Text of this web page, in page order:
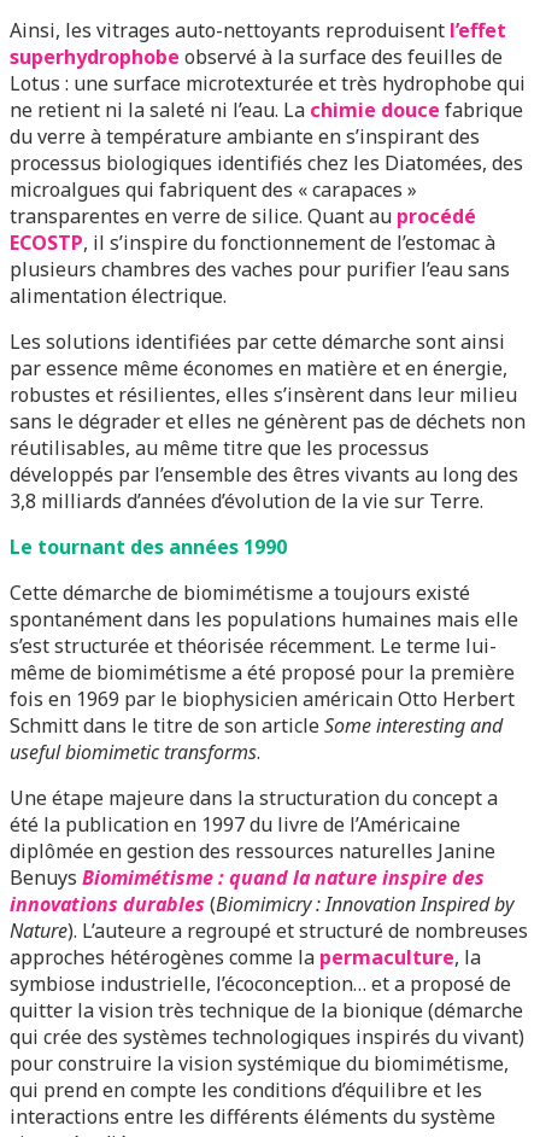
Ainsi, les vitrages auto-nettoyants reproduisent l’effet
superhydrophobe observé à la surface des feuilles de
Lotus : une surface microtexturée et très hydrophobe qui
ne retient ni la saleté ni l’eau. La chimie douce fabrique
du verre à température ambiante en s’inspirant des
processus biologiques identifiés chez les Diatomées, des
microalgues qui fabriquent des « carapaces »
transparentes en verre de silice. Quant au procédé
ECOSTP, il s’inspire du fonctionnement de l’estomac à
plusieurs chambres des vaches pour purifier l’eau sans
alimentation électrique.
Les solutions identifiées par cette démarche sont ainsi
par essence même économes en matière et en énergie,
robustes et résilientes, elles s’insèrent dans leur milieu
sans le dégrader et elles ne génèrent pas de déchets non
réutilisables, au même titre que les processus
développés par l’ensemble des êtres vivants au long des
3,8 milliards d’années d’évolution de la vie sur Terre.
Le tournant des années 1990
Cette démarche de biomimétisme a toujours existé
spontanément dans les populations humaines mais elle
s’est structurée et théorisée récemment. Le terme lui-
même de biomimétisme a été proposé pour la première
fois en 1969 par le biophysicien américain Otto Herbert
Schmitt dans le titre de son articleSome interesting and
useful biomimetic transforms.
Une étape majeure dans la structuration du concept a
été la publication en 1997 du livre de l’Américaine
diplômée en gestion des ressources naturelles Janine
Benuys Biomimétisme : quand la nature inspire des
innovations durables (Biomimicry : Innovation Inspired by
Nature). L’auteure a regroupé et structuré de nombreuses
approches hétérogènes comme la permaculture, la
symbiose industrielle, l’écoconception… et a proposé de
quitter la vision très technique de la bionique (démarche
qui crée des systèmes technologiques inspirés du vivant)
pour construire la vision systémique du biomimétisme,
qui prend en compte les conditions d’équilibre et les
interactions entre les différents éléments du système